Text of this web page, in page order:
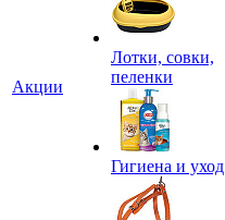
Акции
Лотки, совки,
пеленки
Гигиена и уход